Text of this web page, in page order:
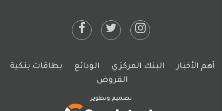
أهم الأخبار البنك المركزي الودائع
بطاقات بنكية
القروض
تصميم وتطوير